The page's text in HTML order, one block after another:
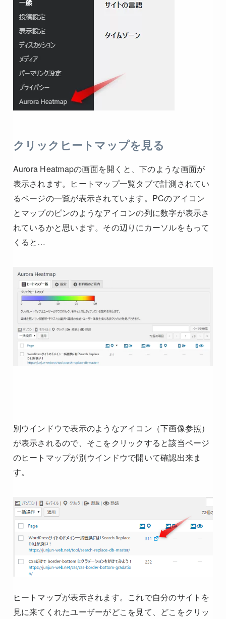
クリックヒートマップを見る
Aurora Heatmapの画面を開くと、下のような画面が
表示されます。ヒートマップ一覧タブで計測されてい
るページの一覧が表示されています。PCのアイコン
とマップのピンのようなアイコンの列に数字が表示さ
れているかと思います。その辺りにカーソルをもって
くると…
別ウインドウで表示のようなアイコン（下画像参照）
が表示されるので、そこをクリックすると該当ページ
のヒートマップが別ウインドウで開いて確認出来ま
す。
ヒートマップが表示されます。これで自分のサイトを
見に来てくれたユーザーがどこを見て、どこをクリッ